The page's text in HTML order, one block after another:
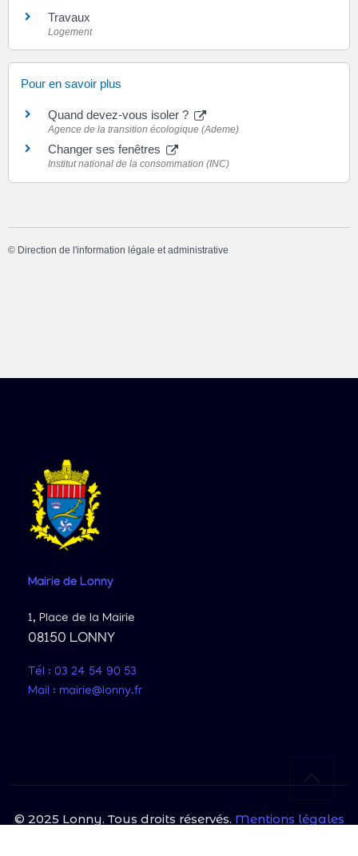
Travaux
Logement
Pour en savoir plus
Quand devez-vous isoler ?
Agence de la transition écologique (Ademe)
Changer ses fenêtres
Institut national de la consommation (INC)
© Direction de l'information légale et administrative
Mairie de Lonny
1, Place de la Mairie
08150 LONNY
Tél : 03 24 54 90 53
Mail : mairie@lonny.fr
© 2025 Lonny. Tous droits réservés. Mentions légales